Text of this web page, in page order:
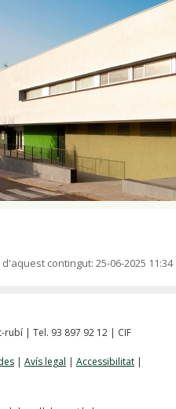
contingut: 25-06-2025 11:34
| Tel. 93 897 92 12 | CIF
| Avís legal | Accessibilitat |